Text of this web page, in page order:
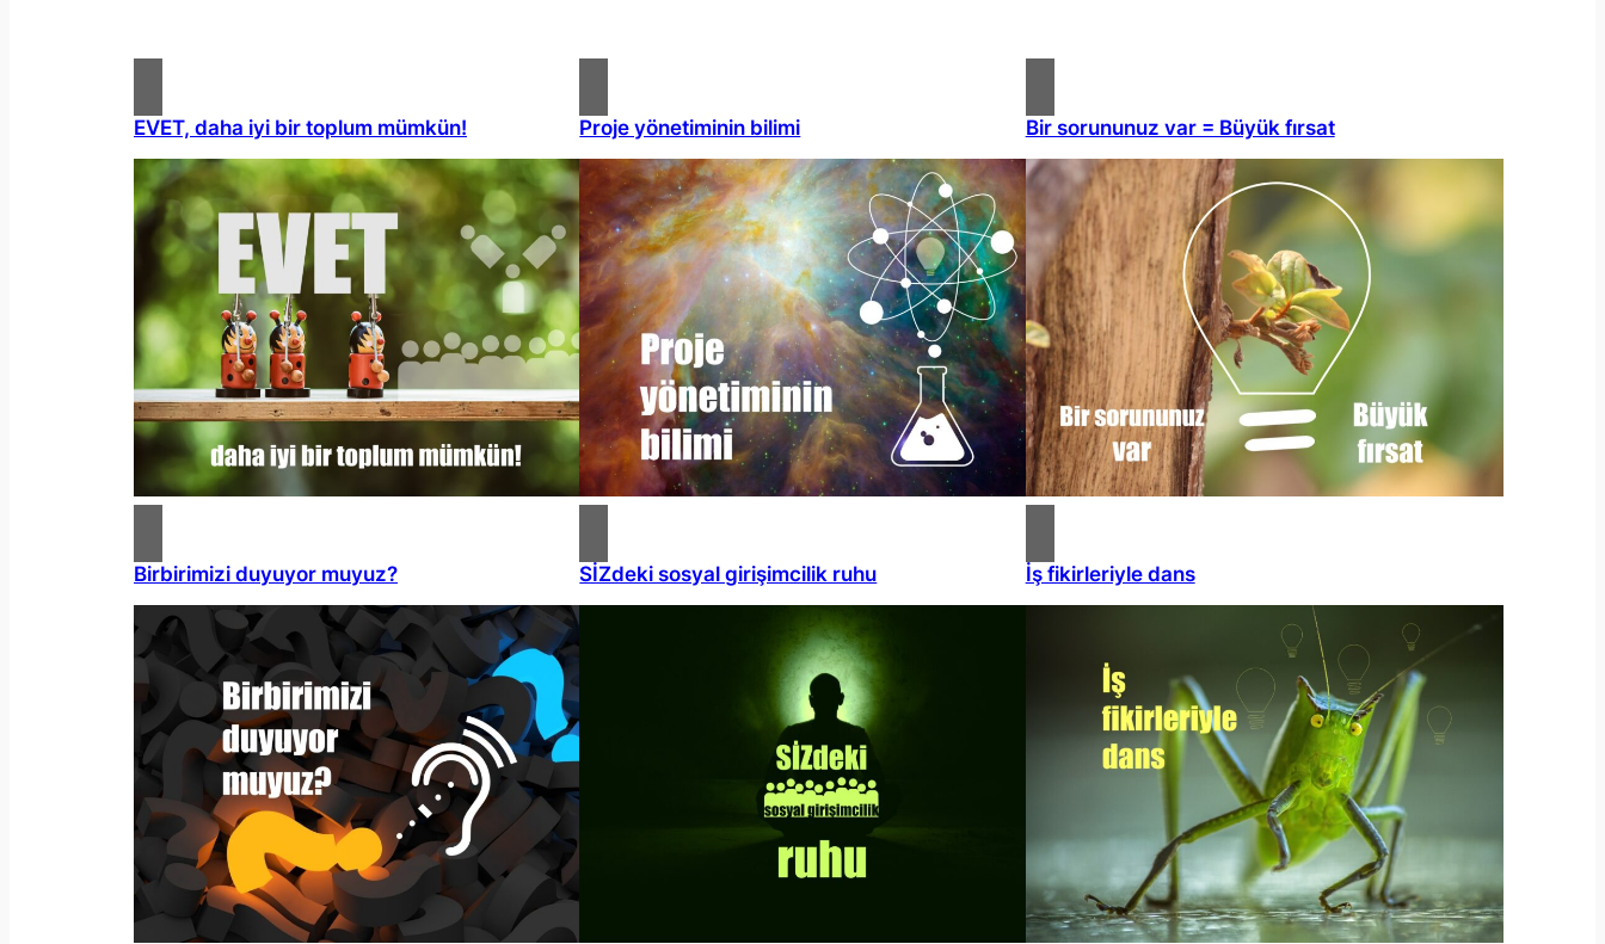
EVET, daha iyi bir toplum mümkün! Proje yönetiminin bilimi Bir sorununuz var = Büyük fırsat
Birbirimizi duyuyor muyuz? SİZdeki sosyal girişimcilik ruhu İş fikirleriyle dans